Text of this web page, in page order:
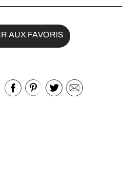
AUX FAVORIS